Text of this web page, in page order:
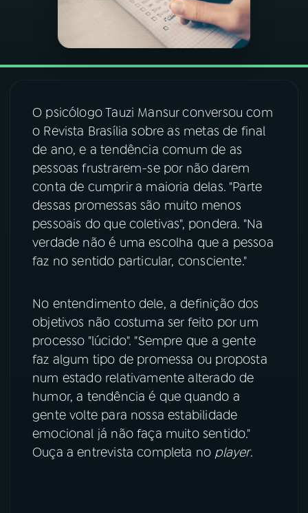
07ÚLTIMAS
08 FESTIVAL DE MÚSICA
ACOMPANHE A RÁDIO NACIONAL
YouTube Facebook
TikTok
O psicólogo Tauzi Mansur conversou com
o Revista Brasília sobre as metas de final
de ano, e a tendência comum de as
pessoas frustrarem-se por não darem
conta de cumprir a maioria delas. "Parte
dessas promessas são muito menos
pessoais do que coletivas", pondera. "Na
verdade não é uma escolha que a pessoa
faz no sentido particular, consciente."
No entendimento dele, a definição dos
objetivos não costuma ser feito por um
processo "lúcido". "Sempre que a gente
faz algum tipo de promessa ou proposta
num estado relativamente alterado de
humor, a tendência é que quando a
gente volte para nossa estabilidade
emocional já não faça muito sentido."
Ouça a entrevista completa no player.